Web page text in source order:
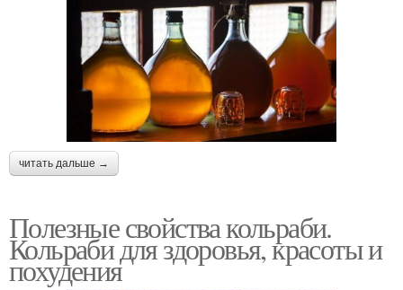
читать дальше →
Полезные свойства кольраби.
Кольраби для здоровья, красоты и
похудения